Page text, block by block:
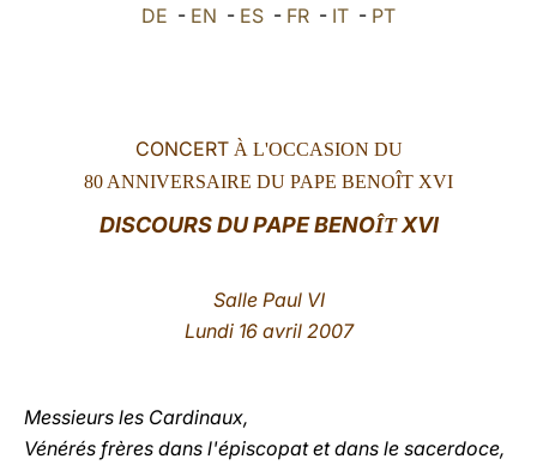
العربيّة DE - EN - ES - FR - IT - PT
CONCERT À L'OCCASION DU
80 ANNIVERSAIRE DU PAPE BENOÎT XVI
DISCOURSDU PAPE BENOÎTXVI
Salle Paul VI
Lundi 16 avril 2007
Messieurs les Cardinaux,
Vénérés frères dans l'épiscopat et dans le sacerdoce,